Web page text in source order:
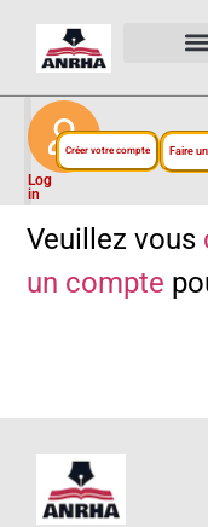
Log
in
Créer votre compte Faire
Veuillez vous
un compte